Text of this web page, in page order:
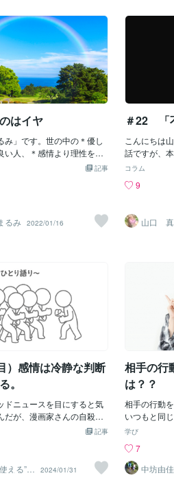
はイヤ
み」です。世の中の＊優し
い人、＊感情より理性を働
「こうするべき」みたいな
に今日はお伝えしたいこと
らないけど嫌い」「とりあ
て（一人で）言って良いで
せん。スジが通っていなく
。自分が感じた思いをまず
てあげて下さい。イヤなも
ぜだか知らないけどそう思
うがない、それを受け入れ
い。それは嘘でもまぼろし
ん。事実です。他の誰かが
なたはおかしい」と言った
なたはそう思うんだからそ
られません。頭の良い皆さ
かく嫌」とかそんな子供み
言うのはダメだと思ってし
そう教えられたので）、何
思考で、理屈で納得しよう
います。頭が良いから一旦
と思いますし、私のやって
リングだって、時間をかけ
変えていく様な作業である
記事
るみ 2022/01/16
＃22 「
こんにちは
話ですが、
を‥（あま
の活動をし
っとしたイ
線」で色ん
して私は、
伝い？をし
私は限られ
で、お悩み
た方のお
でご提供さ
に、恋愛問
ては、自分
何かしらア
っておりま
を聞かせて
して恋愛問
倫」のご相
「復縁」は
レですよね
コラム
9
山口
）感情は冷静な判断
。
ドニュースを目にすると気
だが、漫画家さんの自殺ニ
最近においては特にバッド
たXのポストを見たばか
ね。なのでニュースを目に
脳が少し混乱を呈したので
記事
える”改
ナー／
2024/01/31
相手の行
は？？
相手の行動
いつもと同
に置いて働
ることが重
ス利用を勧
いつもの食
学び
7
中坊由佳